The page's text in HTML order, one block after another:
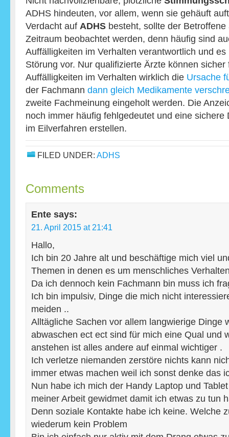
ADHS hindeuten, vor allem, wenn sie gehäuft
Verdacht auf ADHS besteht, sollte der
Zeitraum beobachtet werden, denn häufig sind
Auffälligkeiten im Verhalten verantwortlich und
Störung vor. Nur qualifizierte Ärzte können
Auffälligkeiten im Verhalten wirklich die Ursache
der Fachmann dann gleich Medikamente
zweite Fachmeinung eingeholt werden. Die
noch immer häufig fehlgedeutet und eine sichere
im Eilverfahren erstellen.
FILED UNDER: ADHS
Comments
Ente says:
21. April 2015 at 21:41
Hallo,
Ich bin 20 Jahre alt und beschäftige mich viel
Themen in denen es um menschliches
Da ich dennoch kein Fachmann bin muss ich
Ich bin impulsiv, Dinge die mich nicht
meiden ..
Alltägliche Sachen vor allem langwierige Dinge
abwaschen ect ect sind für mich eine Qual und
anstehen ist alles andere auf einmal wichtiger .
Ich verletze niemanden zerstöre nichts kann
immer etwas machen weil ich sonst denke das
Nun habe ich mich der Handy Laptop und
meiner Arbeit gewidmet damit ich etwas zu tun
Denn soziale Kontakte habe ich keine. Welche
wiederum kein Problem